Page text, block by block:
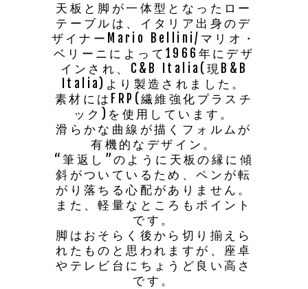
天板と脚が一体型となったロー
テーブルは、イタリア出身のデ
ザイナーMario Bellini/マリオ・
ベリーニによって1966年にデザ
インされ、C&B Italia(現B&B
Italia)より製造されました。
素材にはFRP(繊維強化プラスチ
ック)を使用しています。
滑らかな曲線が描くフォルムが
有機的なデザイン。
“筆返し”のように天板の縁に傾
斜がついているため、ペンが転
がり落ちる心配がありません。
また、軽量なところもポイント
です。
脚はおそらく後から切り揃えら
れたものと思われますが、座卓
やテレビ台にちょうど良い高さ
です。